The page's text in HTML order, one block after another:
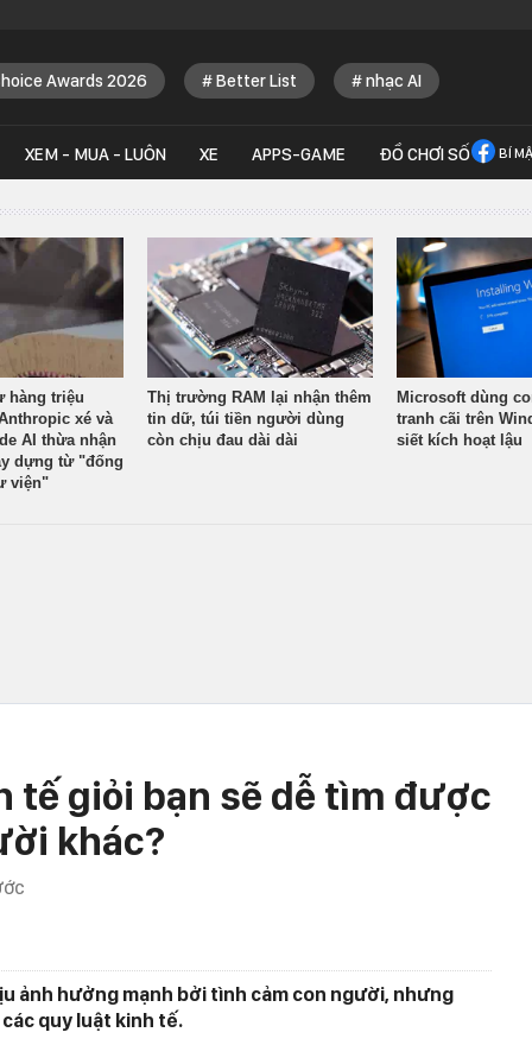
Awards 2026 Better List nhạc AI
XEM - MUA - LUÔN XE APPS-GAME ĐỒ CHƠI SỐ BÍ
hàng triệu
xé và
AI thừa nhận
dựng từ "đống
viện"
Thị trường RAM lại nhận thêm
tin dữ, túi tiền người dùng
còn chịu đau dài dài
Microsoft dùng
tranh cãi trên
siết kích hoạt lậu
tế giỏi bạn sẽ dễ tìm được
khác?
ảnh hưởng mạnh bởi tình cảm con người, nhưng
quy luật kinh tế.